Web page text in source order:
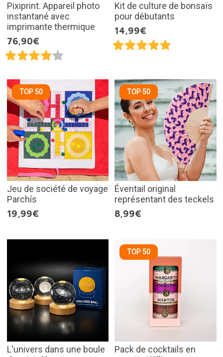
Pixiprint. Appareil photo
instantané avec
imprimante thermique
76,90€
Kit de culture de bonsaïs
pour débutants
14,99€
TOP 50
Jeu de société de voyage
Parchís
19,99€
TOP 50
Éventail original
représentant des teckels
8,99€
L'univers dans une boule
TOP 50
Pack de cocktails en